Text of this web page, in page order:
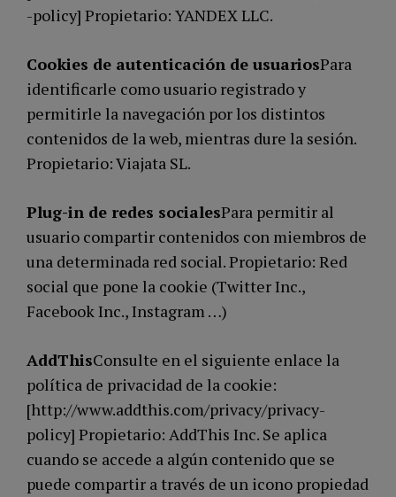
-policy] Propietario: YANDEX LLC.
Cookies de autenticación de usuariosPara
identificarle como usuario registrado y
permitirle la navegación por los distintos
contenidos de la web, mientras dure la sesión.
Propietario: Viajata SL.
Plug-in de redes socialesPara permitir al
usuario compartir contenidos con miembros de
una determinada red social. Propietario: Red
social que pone la cookie (Twitter Inc.,
Facebook Inc., Instagram …)
AddThisConsulte en el siguiente enlace la
política de privacidad de la cookie:
[http://www.addthis.com/privacy/privacy-
policy] Propietario: AddThis Inc. Se aplica
cuando se accede a algún contenido que se
puede compartir a través de un icono propiedad